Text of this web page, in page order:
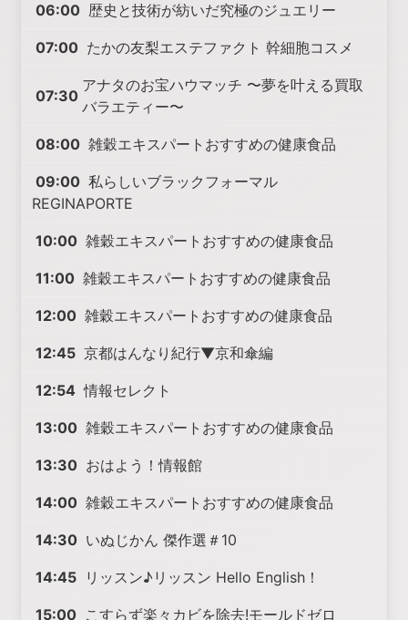
06:00 歴史と技術が紡いだ究極のジュエリー
07:00 たかの友梨エステファクト 幹細胞コスメ
07:30
アナタのお宝ハウマッチ 〜夢を叶える買取
バラエティー〜
08:00 雑穀エキスパートおすすめの健康食品
09:00 私らしいブラックフォーマル
REGINAPORTE
10:00 雑穀エキスパートおすすめの健康食品
11:00 雑穀エキスパートおすすめの健康食品
12:00 雑穀エキスパートおすすめの健康食品
12:45 京都はんなり紀行▼京和傘編
12:54 情報セレクト
13:00 雑穀エキスパートおすすめの健康食品
13:30 おはよう！情報館
14:00 雑穀エキスパートおすすめの健康食品
14:30 いぬじかん 傑作選＃10
14:45 リッスン♪リッスン Hello English！
15:00 こすらず楽々カビを除去!モールドゼロ